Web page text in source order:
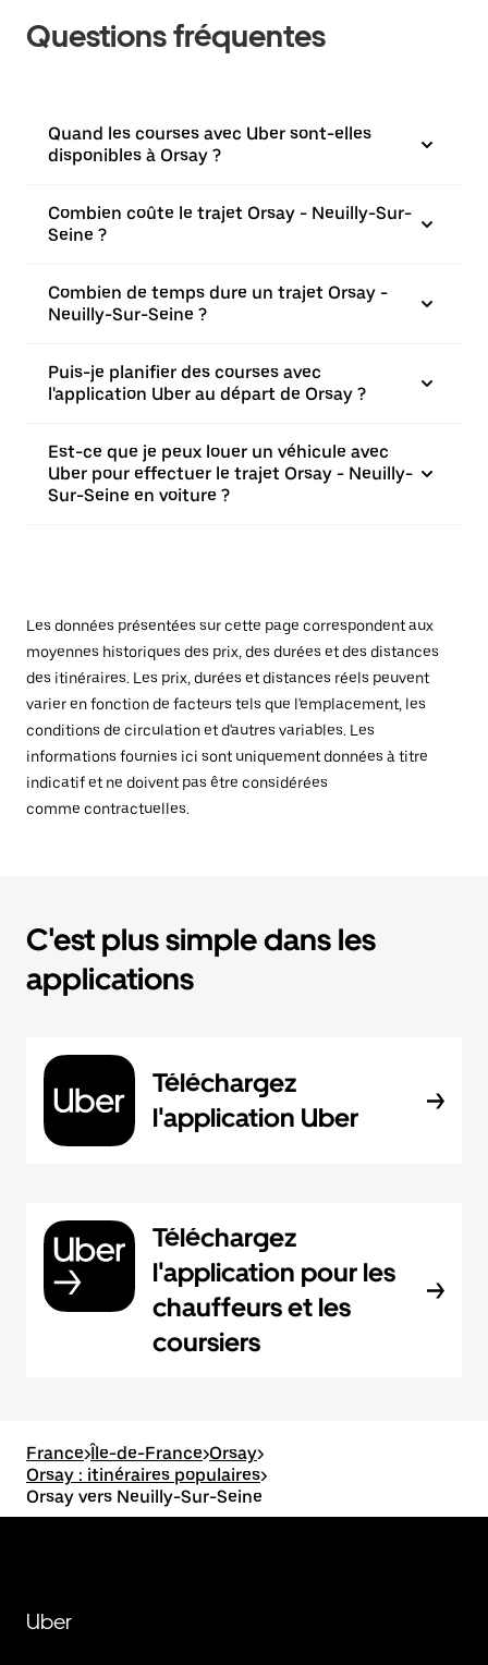
Questions fréquentes
Quand les courses avec Uber sont-elles
disponibles à Orsay ?
Combien coûte le trajet Orsay - Neuilly-Sur-
Seine ?
Combien de temps dure un trajet Orsay -
Neuilly-Sur-Seine ?
Puis-je planifier des courses avec
l'application Uber au départ de Orsay ?
Est-ce que je peux louer un véhicule avec
Uber pour effectuer le trajet Orsay - Neuilly-
Sur-Seine en voiture ?
Les données présentées sur cette page correspondent aux
moyennes historiques des prix, des durées et des distances
des itinéraires. Les prix, durées et distances réels peuvent
varier en fonction de facteurs tels que l'emplacement, les
conditions de circulation et d'autres variables. Les
informations fournies ici sont uniquement données à titre
indicatif et ne doivent pas être considérées
comme contractuelles.
C'est plus simple dans les
applications
Téléchargez
l'application Uber
Téléchargez
l'application pour les
chauffeurs et les
coursiers
France>Île-de-France>Orsay>
Orsay : itinéraires populaires>
Orsay vers Neuilly-Sur-Seine
Uber